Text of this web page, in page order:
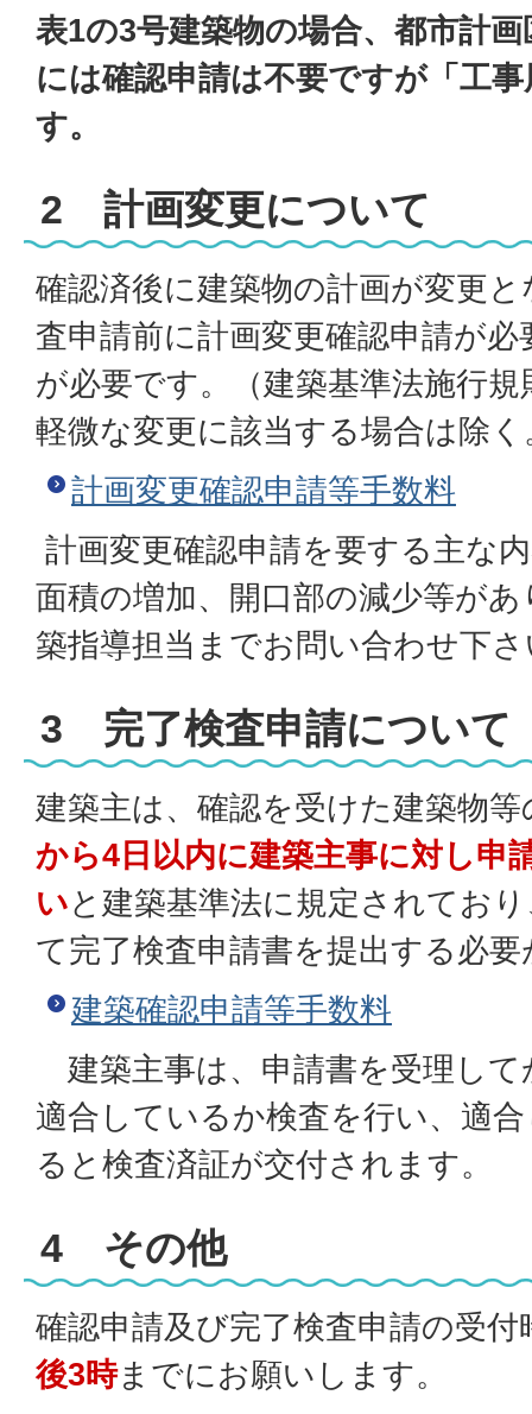
表1の3号建築物の場合、都市計
には確認申請は不要ですが「工
す。
2 計画変更について
確認済後に建築物の計画が変更
査申請前に計画変更確認申請が
が必要です。（建築基準法施行
軽微な変更に該当する場合は除く
計画変更確認申請等手数料
計画変更確認申請を要する主な
面積の増加、開口部の減少等が
築指導担当までお問い合わせ下
3 完了検査申請について
建築主は、確認を受けた建築物等
から4日以内に建築主事に対し申
いと建築基準法に規定されてお
て完了検査申請書を提出する必
建築確認申請等手数料
建築主事は、申請書を受理して
適合しているか検査を行い、適
ると検査済証が交付されます。
4 その他
確認申請及び完了検査申請の受
後3時までにお願いします。